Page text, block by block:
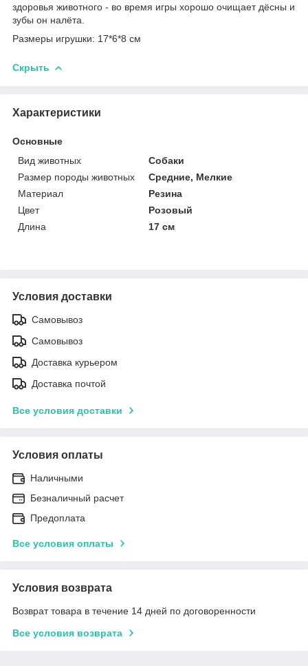
здоровья животного - во время игры хорошо очищает дёсны и
зубы он налёта.
Размеры игрушки: 17*6*8 см
Скрыть
Характеристики
Основные
Вид животных
Собаки
Размер породы животных
Средние, Мелкие
Материал
Резина
Цвет
Розовый
Длина
17 см
Условия доставки
Самовывоз
Самовывоз
Доставка курьером
Доставка почтой
Все условия доставки
Условия оплаты
Наличными
Безналичный расчет
Предоплата
Все условия оплаты
Условия возврата
Возврат товара в течение 14 дней по договоренности
Все условия возврата